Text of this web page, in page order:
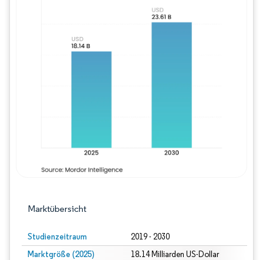
Marktübersicht
Studienzeitraum 2019 - 2030
Marktgröße (2025) 18.14 Milliarden US-Dollar